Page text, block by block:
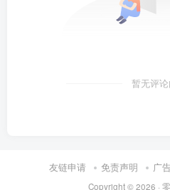
暂无评
友链申请 免责声明 广
Copyright © 2026 ·